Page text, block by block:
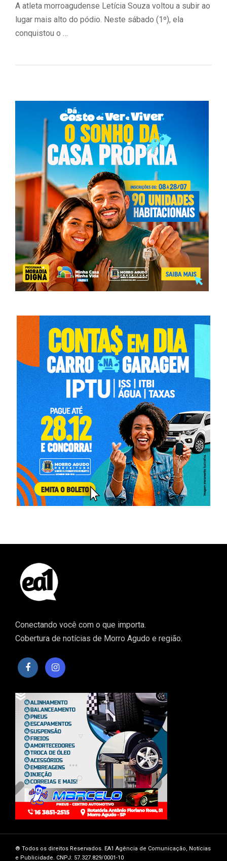
A atleta morroagudense Letícia Souza voltou a subir ao
lugar mais alto do pódio. Neste sábado (1º), ela
conquistou o …
Conectando você com o que importa.
Cobertura de notícias de Morro Agudo e região.
®️ Todos os direitos Reservados. EA1 Agência de Comunicação, Notícias
e Publicidade. CNPJ: 57.327.829/0001-10